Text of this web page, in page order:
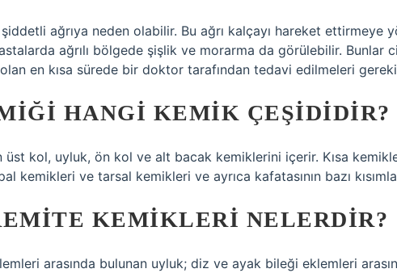
şiddetli ağrıya neden olabilir. Bu ağrı kalçayı hareket ettirmeye
ağrılı bölgede şişlik ve morarma da görülebilir. Bunlar
en kısa sürede bir doktor tarafından tedavi edilmeleri
HANGI KEMIK ÇEŞIDIDIR?
kol, uyluk, ön kol ve alt bacak kemiklerini içerir. Kısa
kemikleri ve tarsal kemikleri ve ayrıca kafatasının bazı
KEMIKLERI NELERDIR?
arasında bulunan uyluk; diz ve ayak bileği eklemleri